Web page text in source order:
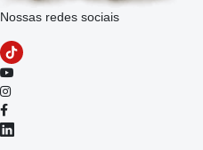
Nossas redes sociais